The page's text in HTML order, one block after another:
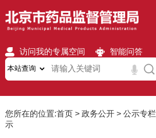
访问我的专属空间 智能问答
无障碍 繁體 移动版
您所在的位置:首页 > 政务公开 > 公示专栏
示